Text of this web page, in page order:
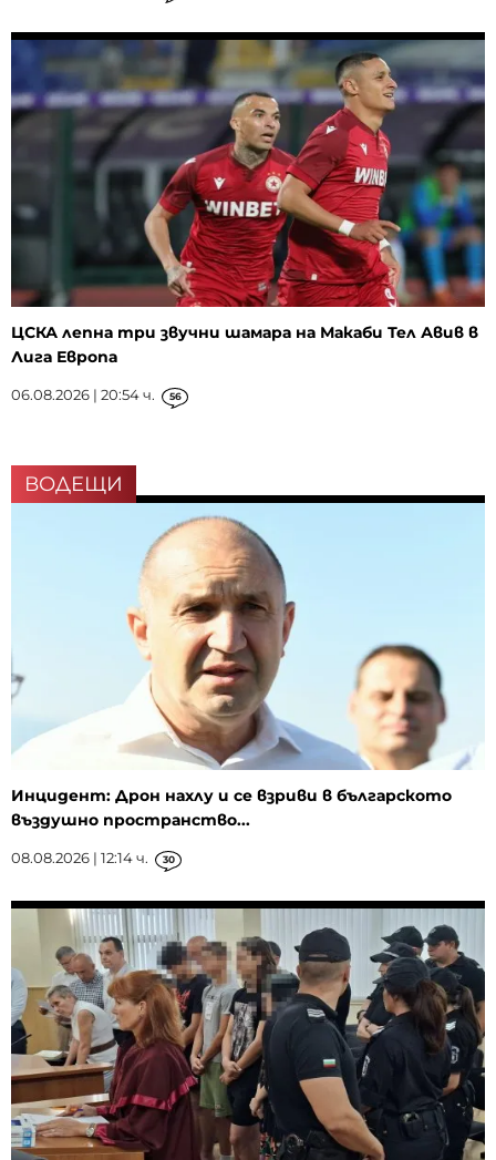
ЦСКА лепна три звучни шамара на Макаби Тел Авив в
Лига Европа
06.08.2026 | 20:54 ч. 56
ВОДЕЩИ
Инцидент: Дрон нахлу и се взриви в българското
въздушно пространство...
08.08.2026 | 12:14 ч. 30